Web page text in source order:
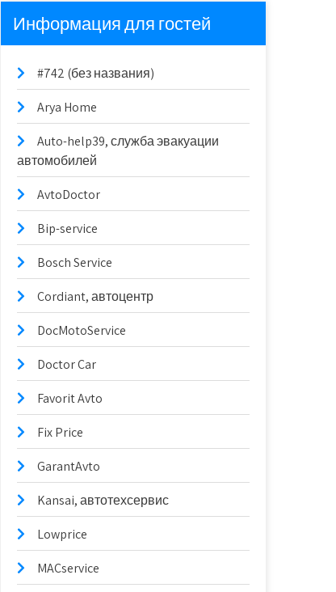
Информация для гостей
#742 (без названия)
Arya Home
Auto-help39, служба эвакуации
автомобилей
AvtoDoctor
Bip-service
Bosch Service
Cordiant, автоцентр
DocMotoService
Doctor Car
Favorit Avto
Fix Price
GarantAvto
Kansai, автотехсервис
Lowprice
MACservice